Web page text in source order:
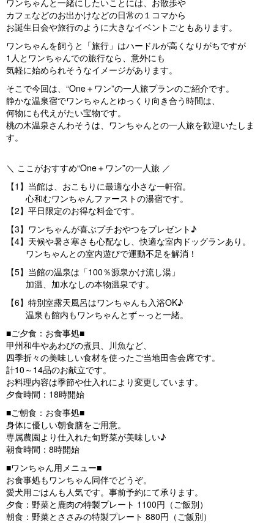
カフェなどのお出かけなどの日常の１コマから
お誕生日会や旅行のように大きなイベントごともあります。
ワンちゃんを飼うと「旅行」はハードルが高くなりがちですが
1人とワンちゃんでの旅行なら、意外にも
気軽に始められそうなイメージがあります。
そこで今回は、“One＋ワン”の一人旅プランのご紹介です。
静かな温泉宿でワンちゃんとゆっくり向き合う時間は、
何物にも代えがたい宝物です。
桃の木温泉さんわそうは、ワンちゃんとの一人旅を歓迎いたしま
す。
＼ ここがおすすめ“One＋ワン”の一人旅 ／
【1】当館は、おこもりに最適な小さな一軒宿。
心和むワンちゃんファーストの湯宿です。
【2】平日限定のお得な料金です。
【3】ワンちゃんが喜ぶプチおやつをプレゼント♪
【4】天候や暑さ寒さも心配なし、快適な室内ドッグランあり。
ワンちゃんとの室内遊びで運動不足を解消！
【5】当館の温泉は「100％源泉かけ流し湯」
加温、加水なしの本物温泉です。
【6】特別室露天風呂はワンちゃんも入浴OK♪
温泉も館内もワンちゃんとず～っと一緒。
■ご夕食：お食事処■
甲州和牛やあわびの煮貝、川魚など、
四季折々の美味しい食材を使ったご当地田舎会席です。
計10～14品のお献立です。
お料理内容は季節や仕入れにより変更しています。
夕食時間：18時開始
■ご朝食：お食事処■
身体に優しい朝食膳をご用意。
専属農園より仕入れた旬野菜が美味しい♪
朝食時間：8時開始
■ワンちゃん用メニュー■
お食事処もワンちゃん同伴でどうぞ。
愛犬用ごはんも人気です。事前予約にて承ります。
夕食：野菜と鹿肉の特製プレート 1100円（ご飯別）
朝食：野菜とささみの特製プレート 880円（ご飯別）